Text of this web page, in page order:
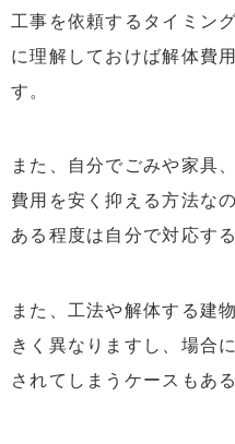
工事を依頼するタイミン
に理解しておけば解体費
す。
また、自分でごみや家具
費用を安く抑える方法な
ある程度は自分で対応す
また、工法や解体する建
きく異なりますし、場合
されてしまうケースもあ